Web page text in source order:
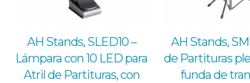
AH Stands, SLED10 –
Lámpara con 10 LED para
Atril de Partituras, con
AH Stands,
de Partituras
funda de